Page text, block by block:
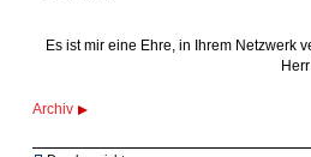
Es ist mir eine Ehre, in Ihrem Netzwerk
Archiv